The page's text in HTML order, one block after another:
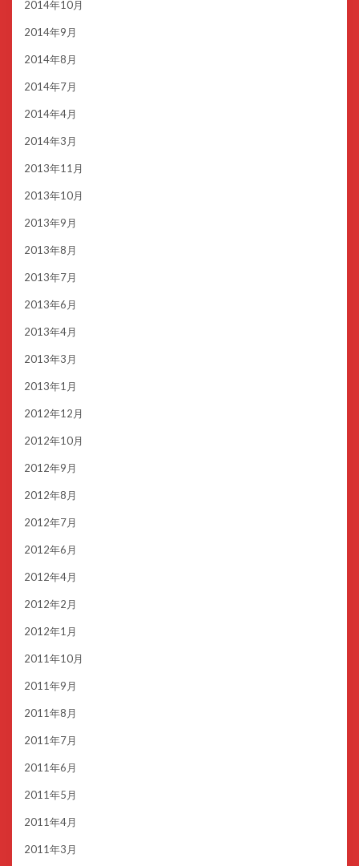
2014年10月
2014年9月
2014年8月
2014年7月
2014年4月
2014年3月
2013年11月
2013年10月
2013年9月
2013年8月
2013年7月
2013年6月
2013年4月
2013年3月
2013年1月
2012年12月
2012年10月
2012年9月
2012年8月
2012年7月
2012年6月
2012年4月
2012年2月
2012年1月
2011年10月
2011年9月
2011年8月
2011年7月
2011年6月
2011年5月
2011年4月
2011年3月